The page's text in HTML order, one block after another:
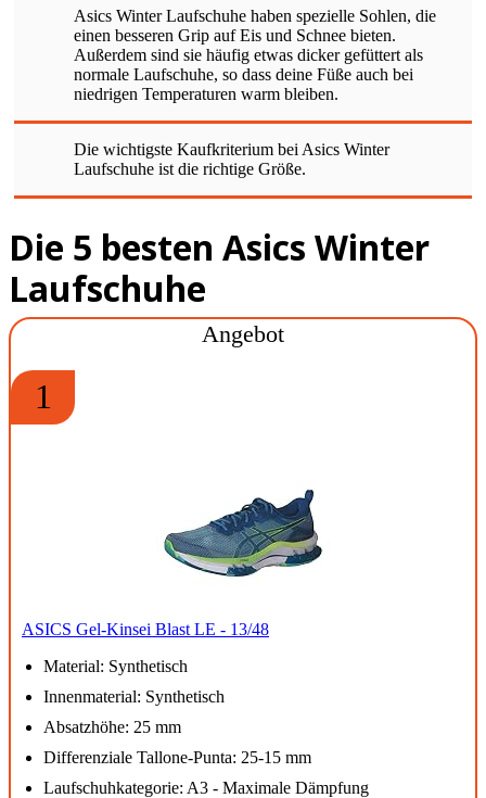
Asics Winter Laufschuhe haben spezielle Sohlen, die
einen besseren Grip auf Eis und Schnee bieten.
Außerdem sind sie häufig etwas dicker gefüttert als
normale Laufschuhe, so dass deine Füße auch bei
niedrigen Temperaturen warm bleiben.
Die wichtigste Kaufkriterium bei Asics Winter
Laufschuhe ist die richtige Größe.
Die 5 besten Asics Winter
Laufschuhe
Angebot
1
ASICS Gel-Kinsei Blast LE - 13/48
Material: Synthetisch
Innenmaterial: Synthetisch
Absatzhöhe: 25 mm
Differenziale Tallone-Punta: 25-15 mm
Laufschuhkategorie: A3 - Maximale Dämpfung